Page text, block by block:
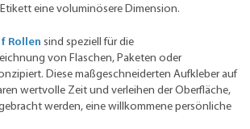
eine voluminösere Dimension.
Rollen sind speziell für die
von Flaschen, Paketen oder
Diese maßgeschneiderten Aufkleber auf
wertvolle Zeit und verleihen der Oberfläche,
werden, eine willkommene persönliche